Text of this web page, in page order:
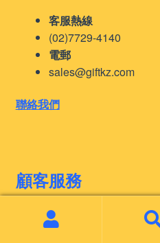
客服熱線
(02)7729-4140
電郵
sales@giftkz.com
聯絡我們
顧客服務
訂購須知
印刷工藝